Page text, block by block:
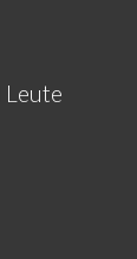
Leute